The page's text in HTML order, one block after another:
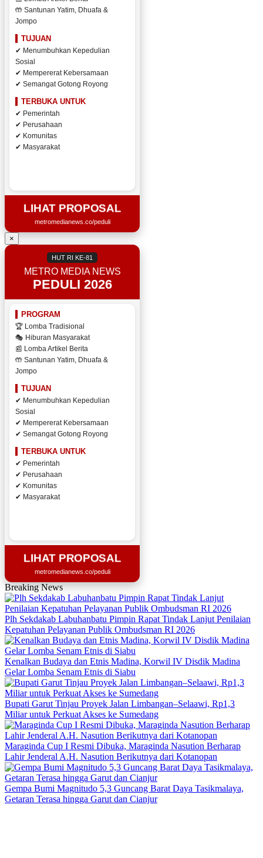
🤲 Santunan Yatim, Dhuafa &
Jompo
TUJUAN
✔ Menumbuhkan Kepedulian
Sosial
✔ Mempererat Kebersamaan
✔ Semangat Gotong Royong
TERBUKA UNTUK
✔ Pemerintah
✔ Perusahaan
✔ Komunitas
✔ Masyarakat
LIHAT PROPOSAL
metromedianews.co/peduli
×
HUT RI KE-81
METRO MEDIA NEWS
PEDULI 2026
PROGRAM
🏆 Lomba Tradisional
🎭 Hiburan Masyarakat
📰 Lomba Artikel Berita
🤲 Santunan Yatim, Dhuafa &
Jompo
TUJUAN
✔ Menumbuhkan Kepedulian
Sosial
✔ Mempererat Kebersamaan
✔ Semangat Gotong Royong
TERBUKA UNTUK
✔ Pemerintah
✔ Perusahaan
✔ Komunitas
✔ Masyarakat
LIHAT PROPOSAL
metromedianews.co/peduli
Breaking News
Plh Sekdakab Labuhanbatu Pimpin Rapat Tindak Lanjut Penilaian
Kepatuhan Pelayanan Publik Ombudsman RI 2026
Kenalkan Budaya dan Etnis Madina, Korwil IV Disdik Madina
Gelar Lomba Senam Etnis di Siabu
Bupati Garut Tinjau Proyek Jalan Limbangan–Selaawi, Rp1,3
Miliar untuk Perkuat Akses ke Sumedang
Maraginda Cup I Resmi Dibuka, Maraginda Nasution Berharap
Lahir Jenderal A.H. Nasution Berikutnya dari Kotanopan
Gempa Bumi Magnitudo 5,3 Guncang Barat Daya Tasikmalaya,
Getaran Terasa hingga Garut dan Cianjur